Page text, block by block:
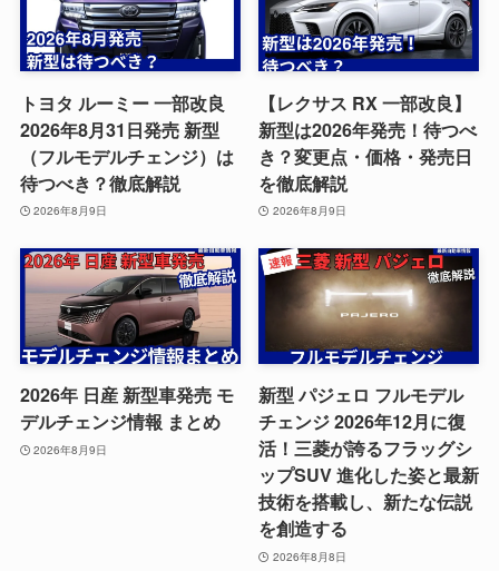
トヨタ ルーミー 一部改良
2026年8月31日発売 新型
（フルモデルチェンジ）は
待つべき？徹底解説
2026年8月9日
【レクサス RX 一部改良】
新型は2026年発売！待つべ
き？変更点・価格・発売日
を徹底解説
2026年8月9日
2026年 日産 新型車発売 モ
デルチェンジ情報 まとめ
2026年8月9日
新型 パジェロ フルモデル
チェンジ 2026年12月に復
活！三菱が誇るフラッグシ
ップSUV 進化した姿と最新
技術を搭載し、新たな伝説
を創造する
2026年8月8日